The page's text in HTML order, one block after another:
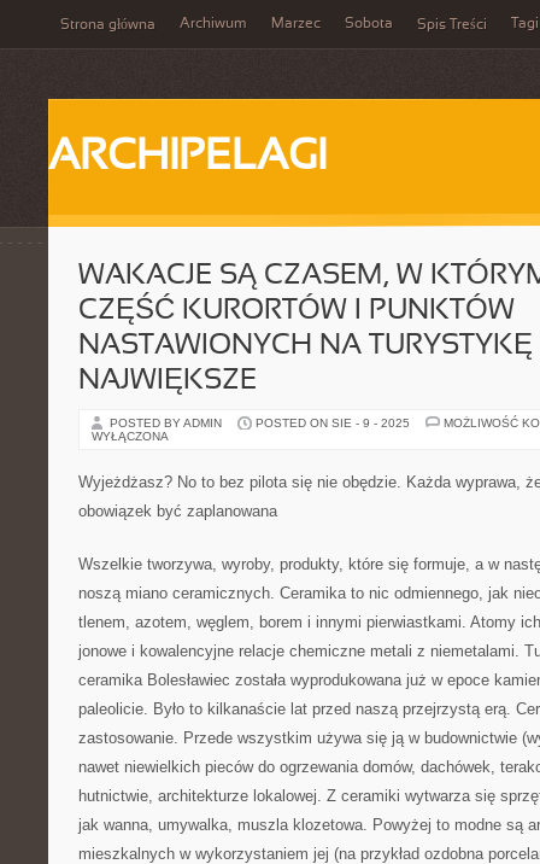
Strona główna Archiwum Marzec Sobota Spis Treści Tagi
ARCHIPELAGI
WAKACJE SĄ CZASEM, W
CZĘŚĆ KURORTÓW I PUNKTÓW
NASTAWIONYCH NA TURYSTYKĘ
NAJWIĘKSZE
POSTED BY ADMIN POSTED ON SIE - 9 - 2025
MOŻLIWOŚĆ
WYŁĄCZONA
Wyjeżdżasz? No to bez pilota się nie obędzie. Każda wyprawa,
obowiązek być zaplanowana
Wszelkie tworzywa, wyroby, produkty, które się formuje, a w
noszą miano ceramicznych. Ceramika to nic odmiennego, jak
tlenem, azotem, węglem, borem i innymi pierwiastkami. Atomy
jonowe i kowalencyjne relacje chemiczne metali z niemetalami.
ceramika Bolesławiec została wyprodukowana już w epoce
paleolicie. Było to kilkanaście lat przed naszą przejrzystą erą.
zastosowanie. Przede wszystkim używa się ją w budownictwie
nawet niewielkich pieców do ogrzewania domów, dachówek,
hutnictwie, architekturze lokalowej. Z ceramiki wytwarza się
jak wanna, umywalka, muszla klozetowa. Powyżej to modne są
mieszkalnych w wykorzystaniem jej (na przykład ozdobna